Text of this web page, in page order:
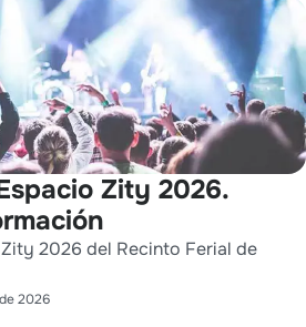
Zity 2026.
2026 del Recinto Ferial de
2026